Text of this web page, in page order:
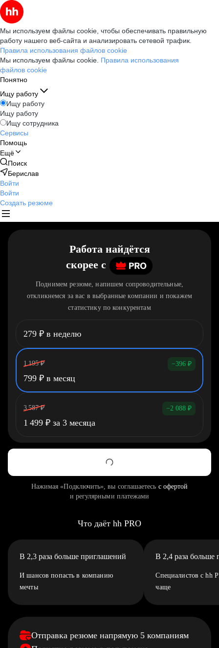
Мы используем файлы cookie, чтобы обеспечивать правильную
работу нашего веб-сайта и анализировать сетевой трафик.
Правила использования файлов cookie
Мы используем файлы cookie. Правила использования
файлов cookie
Понятно
Ищу работу
Ищу работу
Ищу работу
Ищу сотрудника
Сервисы
Помощь
Ещё
Поиск
Берислав
Войти
Войти
Создать резюме
Работа найдётся
скорее c
Поднимем резюме, напишем сопроводительные,
откликнемся за вас в выбранные компании и покажем
статистику по конкурентам
279 ₽ в неделю
1 195 ₽ −396 ₽
799 ₽ в месяц
3 587 ₽ −2 088 ₽
1 499 ₽ за 3 месяца
Нажимая «Подключить», вы соглашаетесь с офертой
и регулярными платежами
Что даёт hh PRO
В 2,3 раза больше приглашений
И шансов попасть в компанию
мечты
В 2,4 раза больше
Специалистов с hh
чаще
Отправка резюме напрямую 5 компаниям